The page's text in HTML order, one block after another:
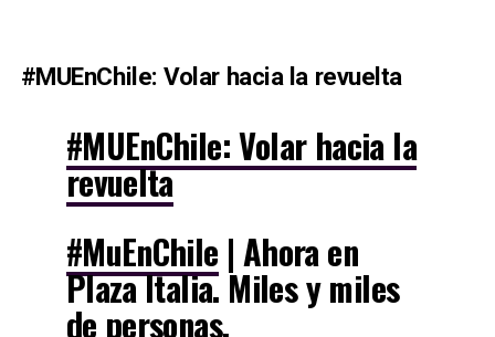
#MUEnChile: Volar hacia la revuelta
#MUEnChile: Volar hacia la
revuelta
#MuEnChile | Ahora en
Plaza Italia. Miles y miles
de personas,